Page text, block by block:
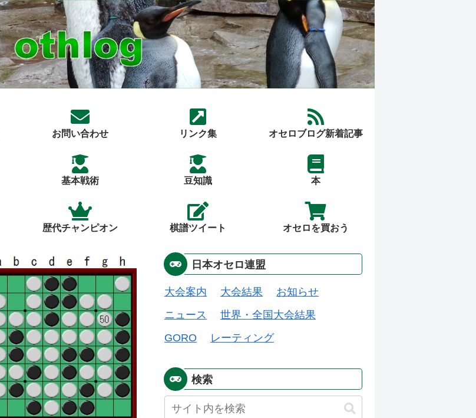
お問い合わせ リンク集 オセロブログ新着記事
基本戦術 豆知識 本
歴代チャンピオン 棋譜ツイート オセロを買おう
日本オセロ連盟
大会案内 大会結果
お知らせ
ニュース
世界・全国大会結果
GORO
レーティング
検索